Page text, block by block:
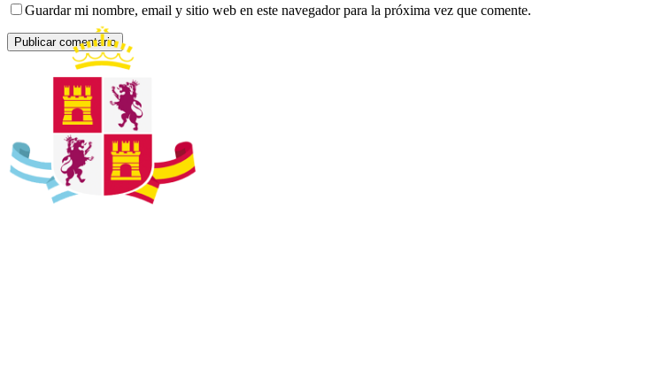
Guardar mi nombre, email y sitio web en este navegador para la próxima vez que comente.